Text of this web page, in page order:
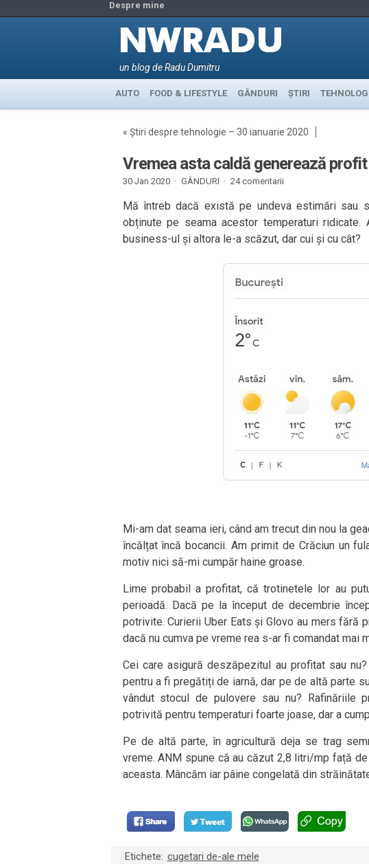
Despre mine
un blog de Radu Dumitru
AUTO FOOD & LIFESTYLE GÂNDURI ȘTIRI
« Știri despre tehnologie – 30 ianuarie 2020
Vremea asta caldă generează
30 Jan 2020 · GÂNDURI · 24 comentarii
Mă întreb dacă există pe undeva estimări sau
obținute pe seama acestor temperaturi
business-ul și altora le-a scăzut, dar cui și cu cât?
Mi-am dat seama ieri, când am trecut din nou la
încălțat încă bocancii. Am primit de Crăciun un
motiv nici să-mi cumpăr haine groase.
Lime probabil a profitat, că trotinetele lor au
perioadă. Dacă pe la început de decembrie
potrivite. Curierii Uber Eats și Glovo au mers fără
dacă nu cumva pe vreme rea s-ar fi comandat mai
Cei care asigură deszăpezitul au profitat sau
pentru a fi pregătiți de iarnă, dar pe de altă parte
vândut stocul de pulovere sau nu? Rafinăriile
potrivită pentru temperaturi foarte joase, dar a
Pe de altă parte, în agricultură deja se trag
vreme. ANM spune că au căzut 2,8 litri/mp față
aceasta. Mâncăm iar pâine congelată din
Etichete: cugetari de-ale mele